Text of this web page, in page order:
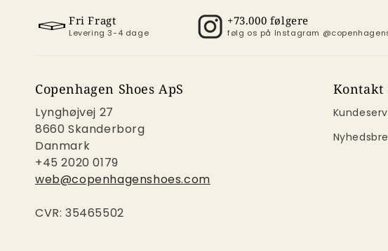
Fri Fragt
Levering 3-4 dage
+73.000 følgere
følg os på Instagram
Copenhagen Shoes ApS
Lynghøjvej 27
8660 Skanderborg
Danmark
+45 2020 0179
web@copenhagenshoes.com
CVR: 35465502
Kontakt